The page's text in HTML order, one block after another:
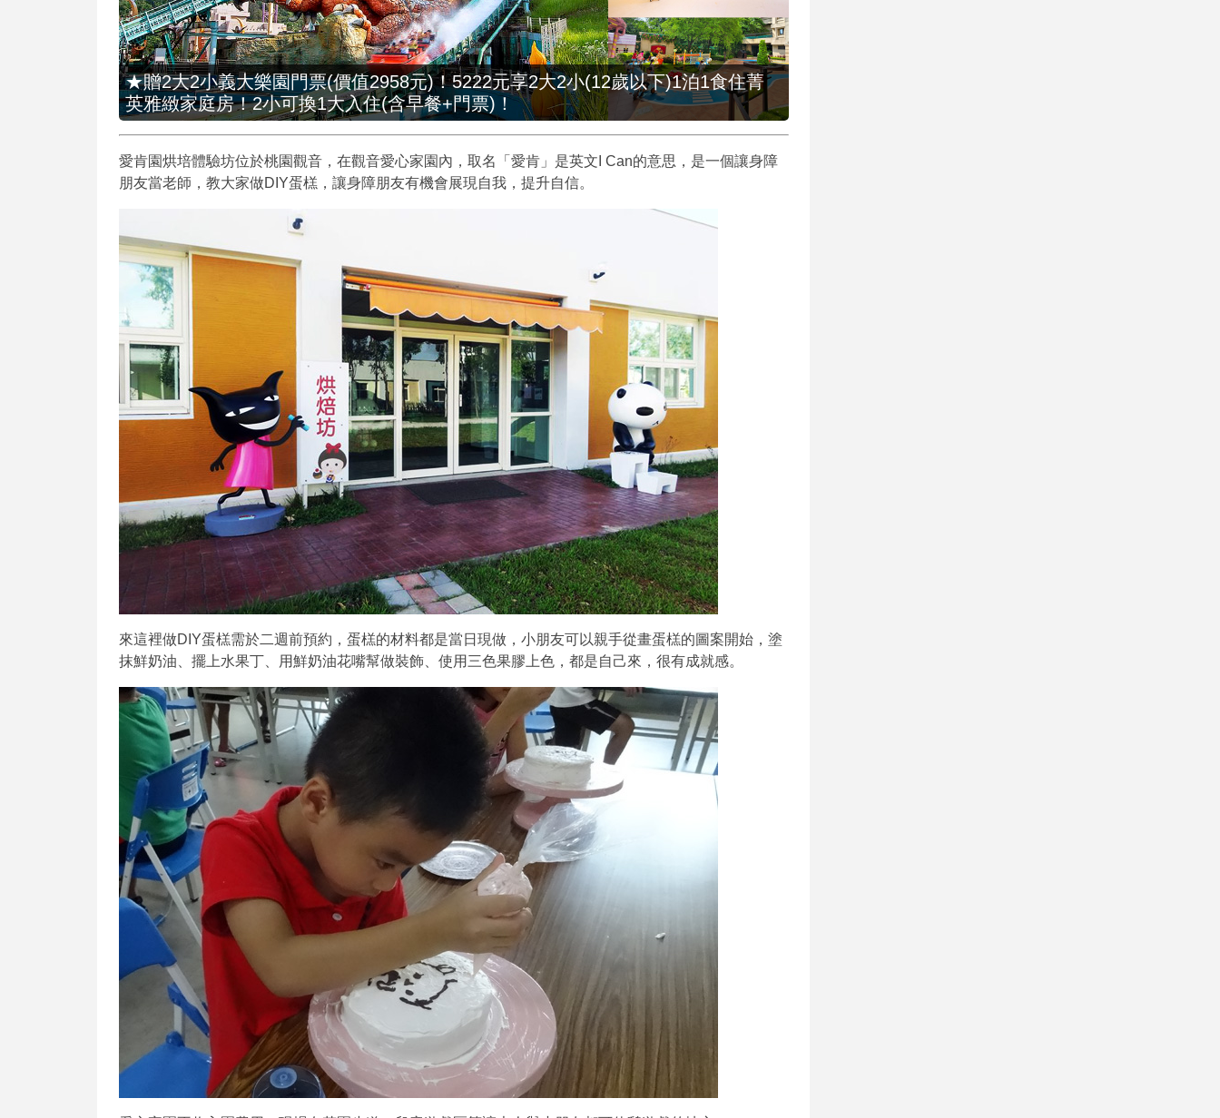
★贈2大2小義大樂園門票(價值2958元)！5222元享2大2小(12歲以下)1泊1食住菁
英雅緻家庭房！2小可換1大入住(含早餐+門票)！
愛肯園烘培體驗坊位於桃園觀音，在觀音愛心家園內，取名「愛肯」是英文I Can的意思，是一個讓身障
朋友當老師，教大家做DIY蛋榚，讓身障朋友有機會展現自我，提升自信。
來這裡做DIY蛋榚需於二週前預約，蛋榚的材料都是當日現做，小朋友可以親手從畫蛋榚的圖案開始，塗
抹鮮奶油、擺上水果丁、用鮮奶油花嘴幫做裝飾、使用三色果膠上色，都是自己來，很有成就感。